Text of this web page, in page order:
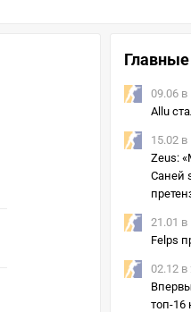
09.06 в
Allu
15.02 в
Zeus:
Саней
21.01 в
Felps
02.12 в
топ-16